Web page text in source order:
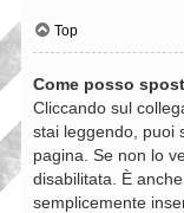
Top
Come posso
Cliccando sul
stai leggendo, puoi
pagina. Se non lo
disabilitata. È
semplicemente